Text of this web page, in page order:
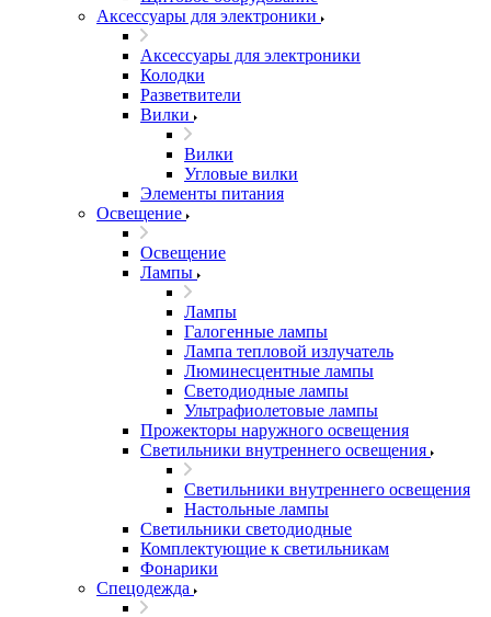
Аксессуары для электроники
Аксессуары для электроники
Колодки
Разветвители
Вилки
Вилки
Угловые вилки
Элементы питания
Освещение
Освещение
Лампы
Лампы
Галогенные лампы
Лампа тепловой излучатель
Люминесцентные лампы
Светодиодные лампы
Ультрафиолетовые лампы
Прожекторы наружного освещения
Светильники внутреннего освещения
Светильники внутреннего освещения
Настольные лампы
Светильники светодиодные
Комплектующие к светильникам
Фонарики
Спецодежда